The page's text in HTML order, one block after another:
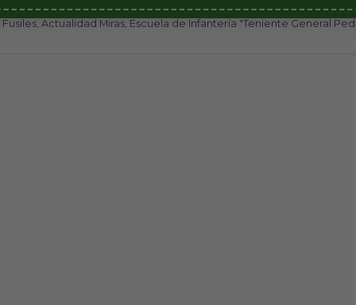
Actualidad Miras Escuela de Infantería "Teniente General